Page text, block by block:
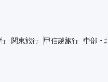
関東旅行 甲信越旅行 中部・